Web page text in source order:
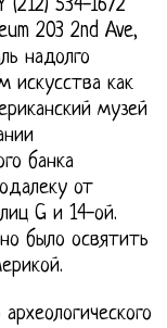
534-1672
203 2nd Ave,
надолго
искусства как
музей
банка
от
G и 14-ой.
было освятить